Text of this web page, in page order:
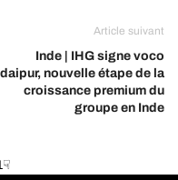
Article suivant
Inde | IHG signe voco
nouvelle étape de la
croissance premium du
groupe en Inde